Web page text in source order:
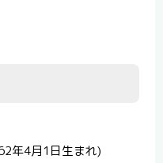
年4月1日生まれ)